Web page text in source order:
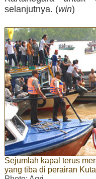
selanjutnya. (win)
Sejumlah kapal terus
yang tiba di perairan